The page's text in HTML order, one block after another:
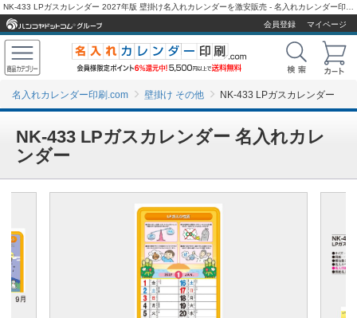
会員登録
マイページ
名入れカレンダー印刷.com 壁掛け その他 NK-433 LPガスカレンダー
NK-433 LPガスカレンダー 名入れカレ
ンダー